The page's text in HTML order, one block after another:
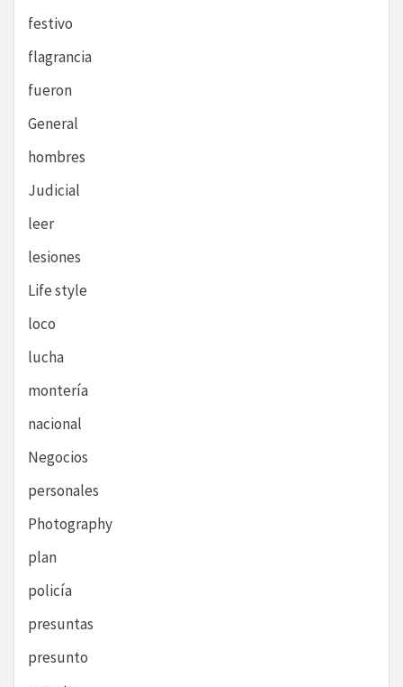
festivo
flagrancia
fueron
General
hombres
Judicial
leer
lesiones
Life style
loco
lucha
montería
nacional
Negocios
personales
Photography
plan
policía
presuntas
presunto